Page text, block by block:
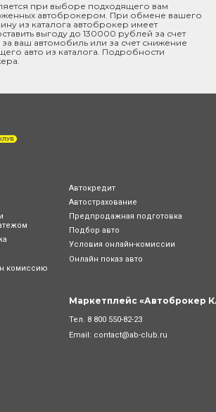
при выборе подходящего вам
автоброкером. При обмене вашего
из каталога автоброкер имеет
выгоду до 130000 рублей за счет
ваш автомобиль или за счет снижение
авто из каталога. Подробности
комиссию
Автокредит
Автострахование
Предпродажная подготовка
Подбор авто
Условия онлайн-комиcсии
Онлайн показ авто
Маркетплейс «Автоброкер
Тел. 8 800 550-82-23
Email: contact@ab-club.ru